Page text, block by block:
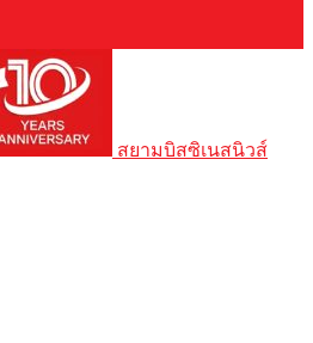
สยามบิสซิเนสนิวส์